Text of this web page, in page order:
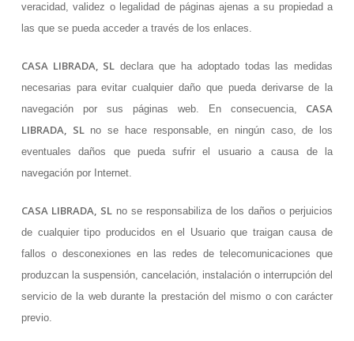
veracidad, validez o legalidad de páginas ajenas a su propiedad a
las que se pueda acceder a través de los enlaces.
CASA LIBRADA, SL declara que ha adoptado todas las medidas
necesarias para evitar cualquier daño que pueda derivarse de la
navegación por sus páginas web. En consecuencia,
CASA
LIBRADA, SLno se hace responsable, en ningún caso, de los
eventuales daños que pueda sufrir el usuario a causa de la
navegación por Internet.
CASA LIBRADA, SLno se responsabiliza de los daños o perjuicios
de cualquier tipo producidos en el Usuario que traigan causa de
fallos o desconexiones en las redes de telecomunicaciones que
produzcan la suspensión, cancelación, instalación o interrupción del
servicio de la web durante la prestación del mismo o con carácter
previo.